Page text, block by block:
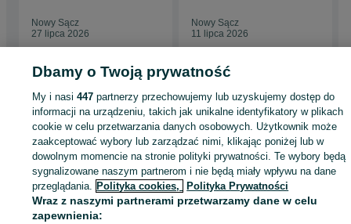
Nowy Sącz
27 lipca 2026
Nowy Sącz
11 lipca 2026
Zagęszczarki - Śląskie
Zagęszczarki - Orzesze Zagęszczarki - Zgoń
KATEGORIA
ID:743546538 Wyświetlenia:
Dbamy o Twoją prywatność
My i nasi447 partnerzy przechowujemy lub uzyskujemy dostęp do
informacji na urządzeniu, takich jak unikalne identyfikatory w plikach
cookie w celu przetwarzania danych osobowych. Użytkownik może
zaakceptować wybory lub zarządzać nimi, klikając poniżej lub w
dowolnym momencie na stronie polityki prywatności. Te wybory będą
sygnalizowane naszym partnerom i nie będą miały wpływu na dane
przeglądania. Polityka cookies, Polityka Prywatności
Wraz z naszymi partnerami przetwarzamy dane w celu
zapewnienia: